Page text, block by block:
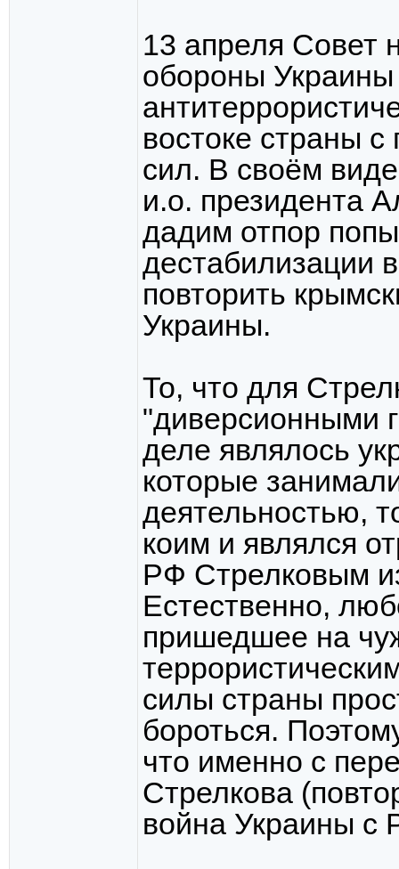
13 апреля Совет
обороны
востоке страны
сил. В своём
и.о. президента
дадим отпор
дестабилизации
повторить
Украины.
То, что для
"диверсионными
деле являлось
которые
деятельностью,
коим и являлся
РФ Стрелковым
Естественно,
пришедшее на
силы страны
бороться.
что именно с
Стрелкова
война Украины с